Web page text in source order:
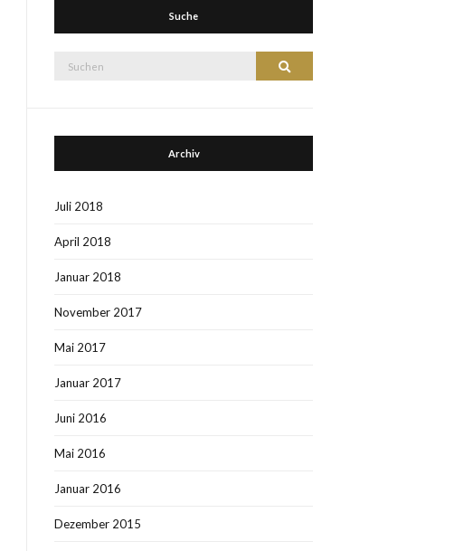
Suche
Suchen
Archiv
Juli 2018
April 2018
Januar 2018
November 2017
Mai 2017
Januar 2017
Juni 2016
Mai 2016
Januar 2016
Dezember 2015